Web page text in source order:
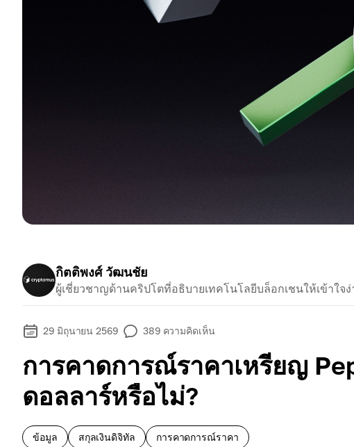
กิตติพงศ์ วัฒนชัย
ผู้เชี่ยวชาญด้านคริปโตที่อธิบายเทคโนโลยีบล็อกเชนให้เข้าใจ
29 มิถุนายน 2569 389 ความคิดเห็น
การคาดการณ์ราคาเหรียญ
ดอลลาร์หรือไม่?
ข้อมูล สกุลเงินดิจิทัล การคาดการณ์ราคา